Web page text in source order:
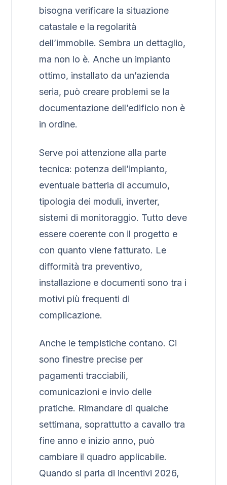
bisogna verificare la situazione
catastale e la regolarità
dell’immobile. Sembra un dettaglio,
ma non lo è. Anche un impianto
ottimo, installato da un’azienda
seria, può creare problemi se la
documentazione dell’edificio non è
in ordine.
Serve poi attenzione alla parte
tecnica: potenza dell’impianto,
eventuale batteria di accumulo,
tipologia dei moduli, inverter,
sistemi di monitoraggio. Tutto deve
essere coerente con il progetto e
con quanto viene fatturato. Le
difformità tra preventivo,
installazione e documenti sono tra i
motivi più frequenti di
complicazione.
Anche le tempistiche contano. Ci
sono finestre precise per
pagamenti tracciabili,
comunicazioni e invio delle
pratiche. Rimandare di qualche
settimana, soprattutto a cavallo tra
fine anno e inizio anno, può
cambiare il quadro applicabile.
Quando si parla di incentivi 2026,